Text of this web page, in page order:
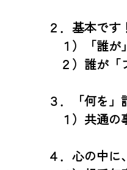
２．基本です
１）「誰が
２）誰が「
３．「何を
１）共通の
４．心の中に